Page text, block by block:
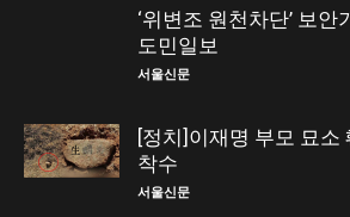
‘위변조 원천차단’ 보
도민일보
서울신문
[정치]이재명 부모 묘소
착수
서울신문